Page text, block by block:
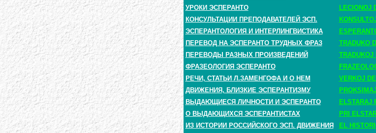
УРОКИ ЭСПЕРАНТО
LECIONOJ
КОНСУЛЬТАЦИИ ПРЕПОДАВАТЕЛЕЙ ЭСП.
ЭСПЕРАНТОЛОГИЯ И ИНТЕРЛИНГВИСТИКА
ПЕРЕВОД НА ЭСПЕРАНТО ТРУДНЫХ ФРАЗ
TRADUKO
ПЕРЕВОДЫ РАЗНЫХ ПРОИЗВЕДЕНИЙ
TRADUKOJ
ФРАЗЕОЛОГИЯ ЭСПЕРАНТО
РЕЧИ, СТАТЬИ Л.ЗАМЕНГОФА И О НЕМ
VERKOJ
ДВИЖЕНИЯ, БЛИЗКИЕ ЭСПЕРАНТИЗМУ
ВЫДАЮЩИЕСЯ ЛИЧНОСТИ И ЭСПЕРАНТО
ELSTARAJ
О ВЫДАЮЩИХСЯ ЭСПЕРАНТИСТАХ
PRI
ИЗ ИСТОРИИ РОССИЙСКОГО ЭСП. ДВИЖЕНИЯ
EL